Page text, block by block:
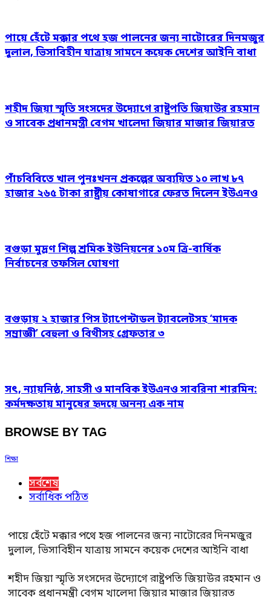
পায়ে হেঁটে মক্কার পথে হজ পালনের জন্য নাটোরের দিনমজুর
দুলাল, ভিসাবিহীন যাত্রায় সামনে কয়েক দেশের আইনি বাধা
শহীদ জিয়া স্মৃতি সংসদের উদ্যোগে রাষ্ট্রপতি জিয়াউর রহমান
ও সাবেক প্রধানমন্ত্রী বেগম খালেদা জিয়ার মাজার জিয়ারত
পাঁচবিবিতে খাল পুনঃখনন প্রকল্পের অব্যয়িত ১০ লাখ ৮৭
হাজার ২৬৫ টাকা রাষ্ট্রীয় কোষাগারে ফেরত দিলেন ইউএনও
বগুড়া মুদ্রণ শিল্প শ্রমিক ইউনিয়নের ১০ম ত্রি-বার্ষিক
নির্বাচনের তফসিল ঘোষণা
বগুড়ায় ২ হাজার পিস ট্যাপেন্টাডল ট্যাবলেটসহ ‘মাদক
সম্রাজ্ঞী’ বেহুলা ও বিথীসহ গ্রেফতার ৩
সৎ, ন্যায়নিষ্ঠ, সাহসী ও মানবিক ইউএনও সাবরিনা শারমিন:
কর্মদক্ষতায় মানুষের হৃদয়ে অনন্য এক নাম
BROWSE BY TAG
শিক্ষা
সর্বশেষ
সর্বাধিক পঠিত
পায়ে হেঁটে মক্কার পথে হজ পালনের জন্য নাটোরের দিনমজুর
দুলাল, ভিসাবিহীন যাত্রায় সামনে কয়েক দেশের আইনি বাধা
শহীদ জিয়া স্মৃতি সংসদের উদ্যোগে রাষ্ট্রপতি জিয়াউর রহমান ও
সাবেক প্রধানমন্ত্রী বেগম খালেদা জিয়ার মাজার জিয়ারত